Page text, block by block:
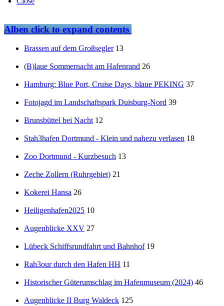
Albenclick to expand contents
Brassen auf dem Großsegler 13
(B)laue Sommernacht am Hafenrand 26
Hamburg: Blue Port, Cruise Days, blaue PEKING 37
Fotojagd im Landschaftspark Duisburg-Nord 39
Brunsbüttel bei Nacht 12
Stah3hafen Dortmund - Klein und nahezu verlasen 18
Zoo Dortmund - Kurzbesuch 13
Zeche Zollern (Ruhrgebiet) 21
Kokerei Hansa 26
Heiligenhafen2025 10
Augenblicke XXV 27
Lübeck Schiffsrundfahrt und Bahnhof 19
Rah3our durch den Hafen HH 11
Historischer Güterumschlag im Hafenmuseum (2024) 46
Augenblicke II Burg Waldeck 125